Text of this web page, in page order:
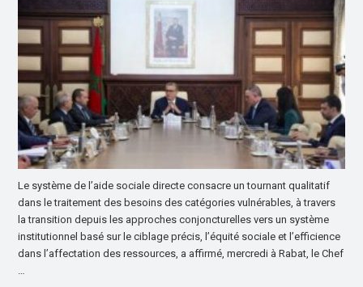
Le système de l’aide sociale directe consacre un tournant qualitatif
dans le traitement des besoins des catégories vulnérables, à travers
la transition depuis les approches conjoncturelles vers un système
institutionnel basé sur le ciblage précis, l’équité sociale et l’efficience
dans l’affectation des ressources, a affirmé, mercredi à Rabat, le Chef
…